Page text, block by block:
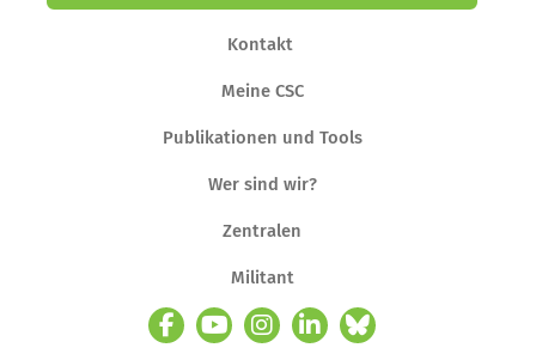
Kontakt
Meine CSC
Publikationen und Tools
Wer sind wir?
Zentralen
Militant